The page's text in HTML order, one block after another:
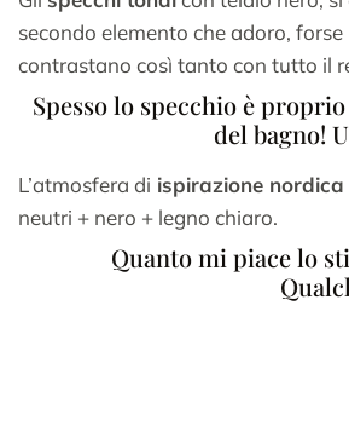
secondo elemento che adoro, forse
contrastano così tanto con tutto il
Spesso lo specchio è
del bagno!
L’atmosfera di ispirazione nordica
neutri + nero + legno chiaro.
Quanto mi piace lo